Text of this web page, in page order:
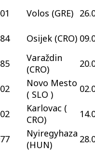
Volos (GRE)
Osijek (CRO)
Varaždin
(CRO)
Novo Mesto
( SLO )
Karlovac (
CRO)
Nyiregyhaza
(HUN)